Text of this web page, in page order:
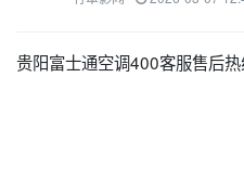
贵阳富士通空调400客服售后